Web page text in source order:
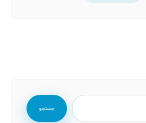
جستجو